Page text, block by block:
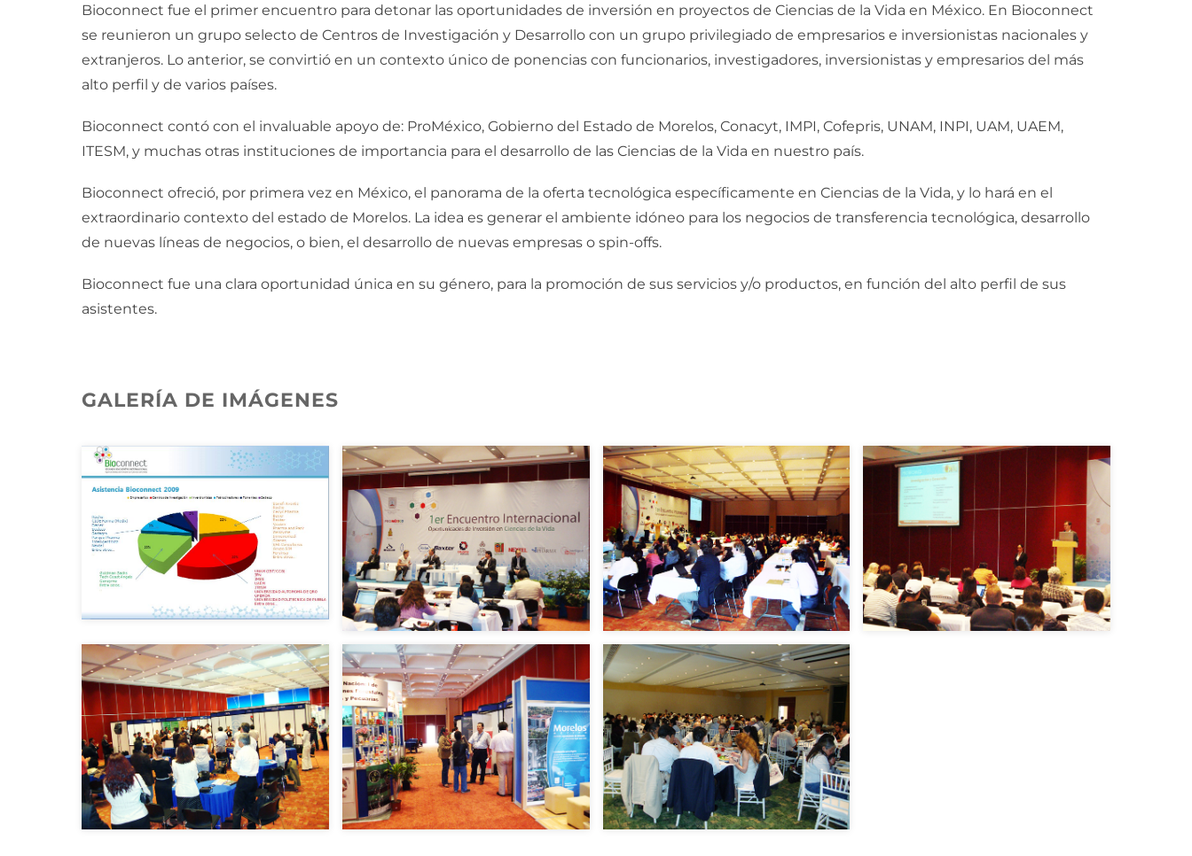
Bioconnect fue el primer encuentro para detonar las oportunidades de inversión en proyectos de Ciencias de la Vida en México. En Bioconnect
se reunieron un grupo selecto de Centros de Investigación y Desarrollo con un grupo privilegiado de empresarios e inversionistas nacionales y
extranjeros. Lo anterior, se convirtió en un contexto único de ponencias con funcionarios, investigadores, inversionistas y empresarios del más
alto perfil y de varios países.
Bioconnect contó con el invaluable apoyo de: ProMéxico, Gobierno del Estado de Morelos, Conacyt, IMPI, Cofepris, UNAM, INPI, UAM, UAEM,
ITESM, y muchas otras instituciones de importancia para el desarrollo de las Ciencias de la Vida en nuestro país.
Bioconnect ofreció, por primera vez en México, el panorama de la oferta tecnológica específicamente en Ciencias de la Vida, y lo hará en el
extraordinario contexto del estado de Morelos. La idea es generar el ambiente idóneo para los negocios de transferencia tecnológica, desarrollo
de nuevas líneas de negocios, o bien, el desarrollo de nuevas empresas o spin-offs.
Bioconnect fue una clara oportunidad única en su género, para la promoción de sus servicios y/o productos, en función del alto perfil de sus
asistentes.
GALERÍA DE IMÁGENES